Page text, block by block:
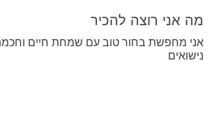
מה אני רוצה להכיר
אני מחפשת בחור טוב עם שמחת חיים
נישואים